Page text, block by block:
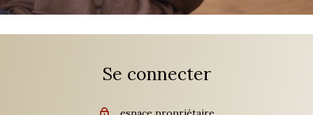
Se connecter